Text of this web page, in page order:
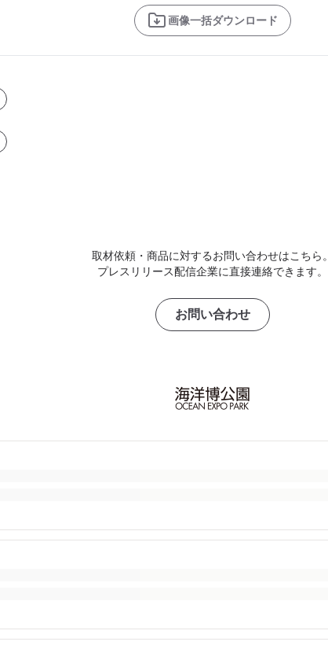
画像一括ダウンロード
取材依頼・商品に対するお問い合わせはこちら。
プレスリリース配信企業に直接連絡できます。
お問い合わせ